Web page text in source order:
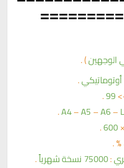
الوجهين ) .
.
.
A4 – A5 – A6 –
.
×
.
%
.
:
.